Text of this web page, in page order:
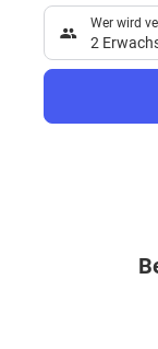
Wer wird
2